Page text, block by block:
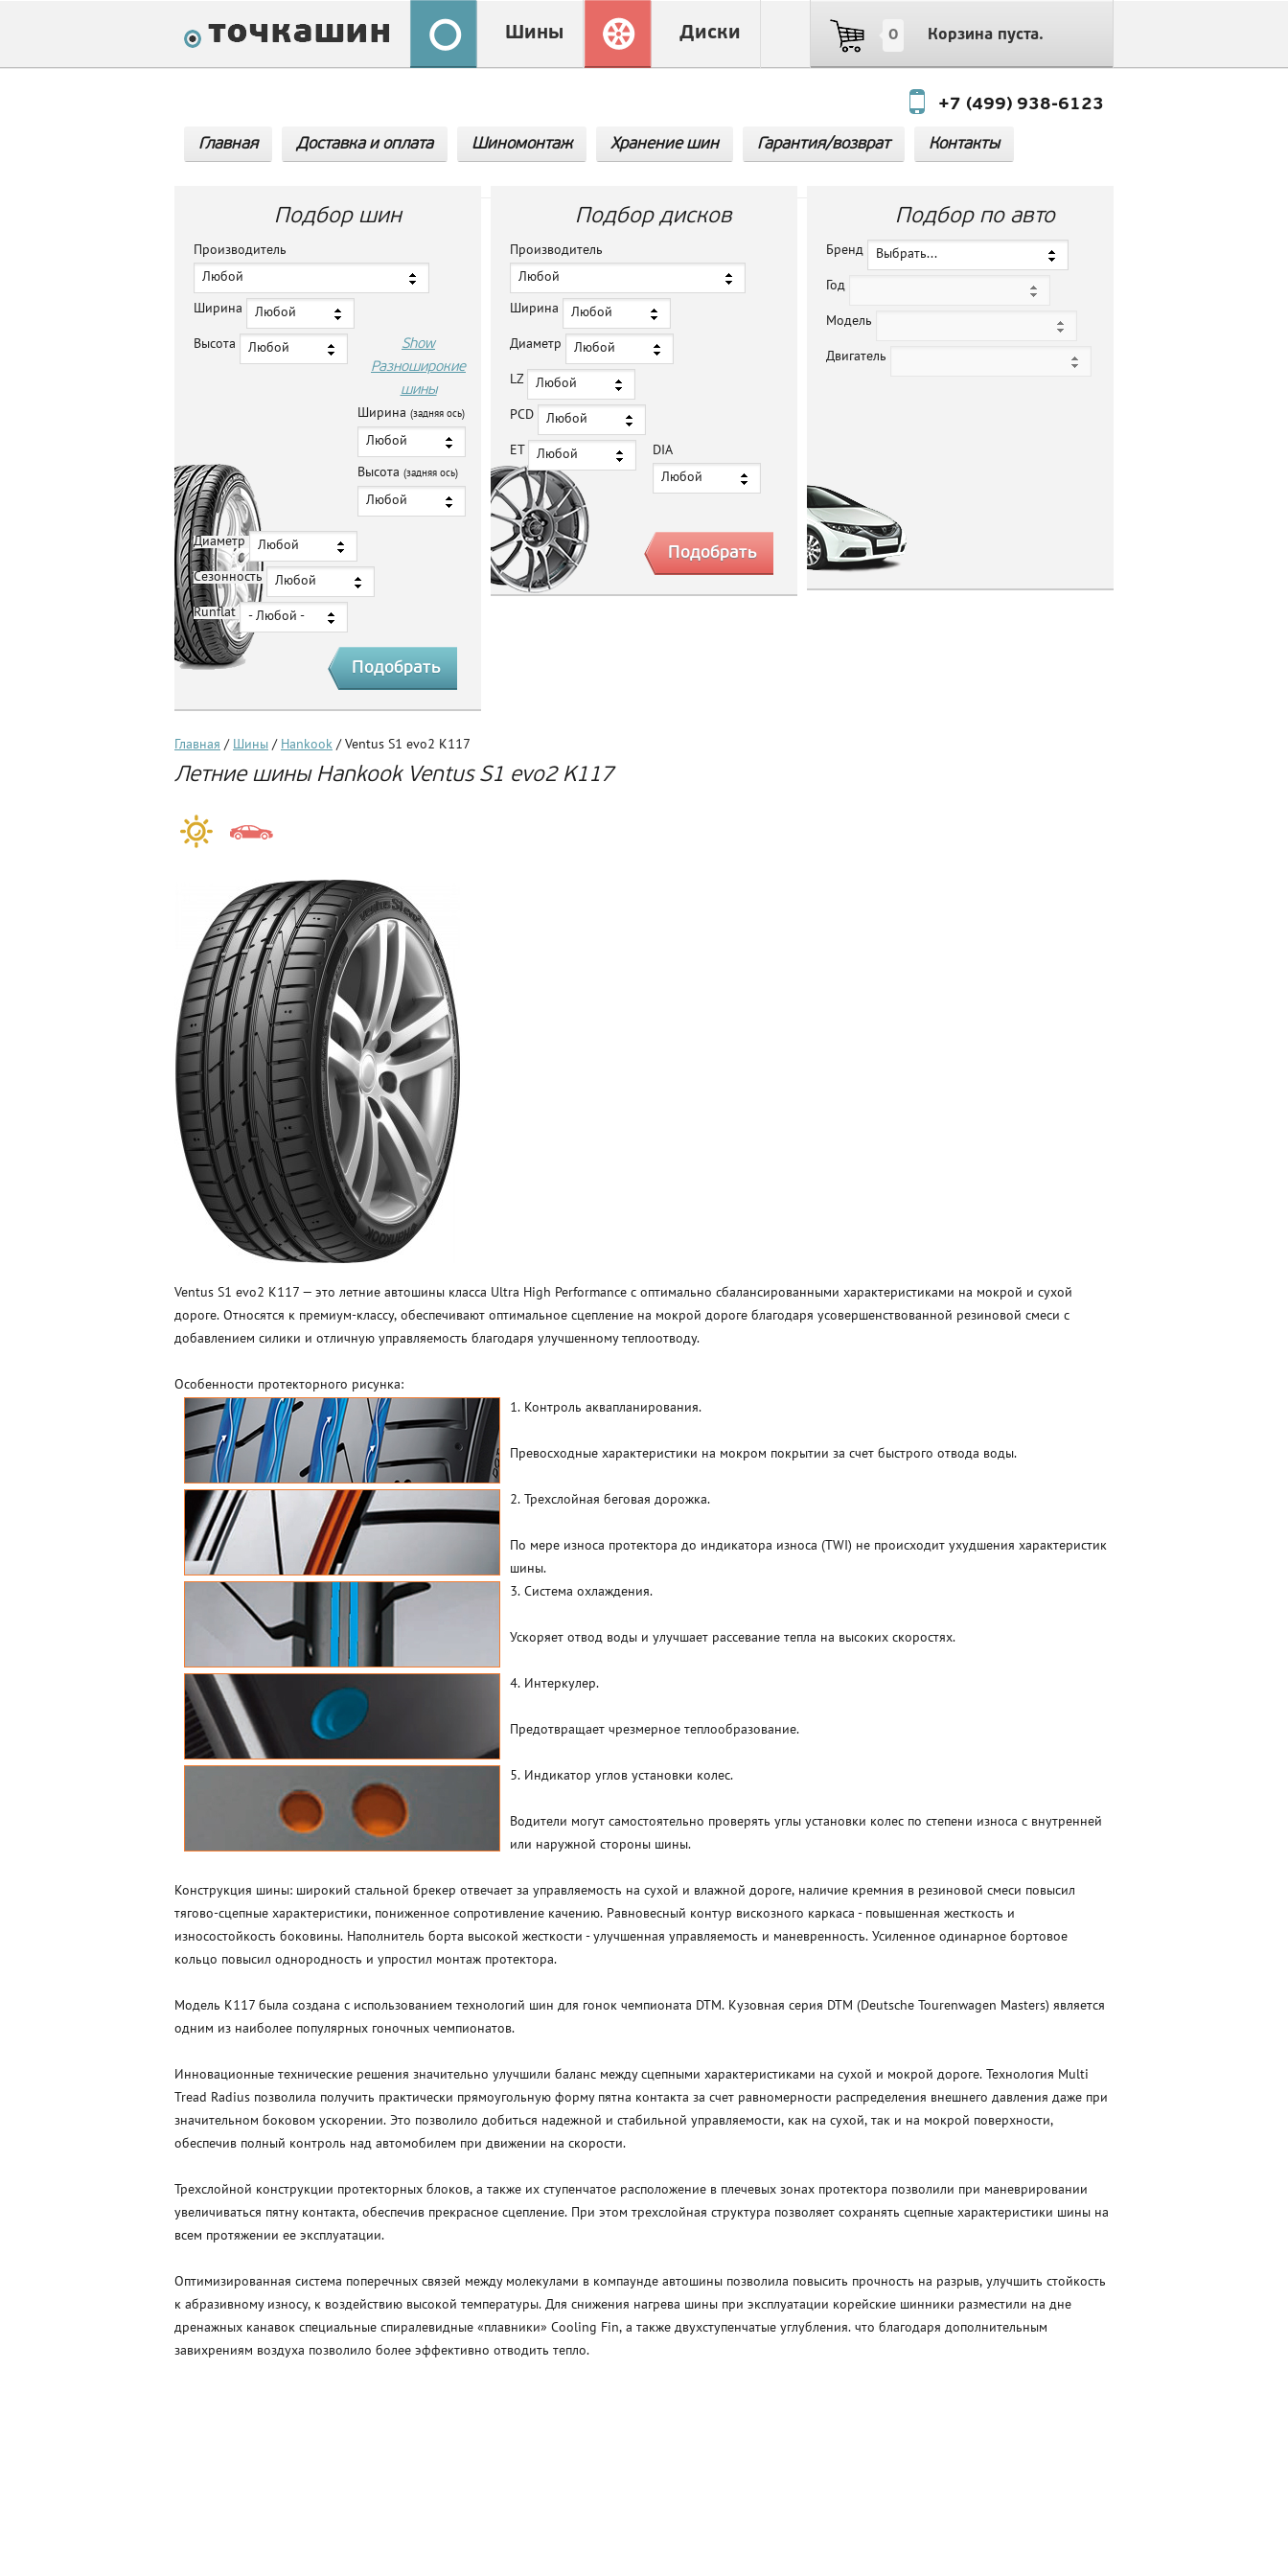
0 Корзина пуста.
Шины Диски
+7 (499) 938-6123
Главная Доставка и оплата Шиномонтаж Хранение шин Гарантия/возврат Контакты
Подбор шин
Производитель
Любой
Ширина Любой
Высота Любой
Show
Разноширокие
шины
Ширина (задняя ось)
Любой
Высота (задняя ось)
Любой
Диаметр Любой
Сезонность Любой
Runflat - Любой -
Подбор дисков
Производитель
Любой
Ширина Любой
Диаметр Любой
LZ Любой
PCD Любой
ET Любой DIA
Любой
Подбор по авто
Бренд Выбрать...
Год
Модель
Двигатель
Главная / Шины / Hankook / Ventus S1 evo2 K117
Летние шины Hankook Ventus S1 evo2 K117
Ventus S1 evo2 K117 — это летние автошины класса Ultra High Performance с оптимально сбалансированными характеристиками на мокрой и сухой
дороге. Относятся к премиум-классу, обеспечивают оптимальное сцепление на мокрой дороге благодаря усовершенствованной резиновой смеси с
добавлением силики и отличную управляемость благодаря улучшенному теплоотводу.
Особенности протекторного рисунка:
1. Контроль аквапланирования.
Превосходные характеристики на мокром покрытии за счет быстрого отвода воды.
2. Трехслойная беговая дорожка.
По мере износа протектора до индикатора износа (TWI) не происходит ухудшения характеристик
шины.
3. Система охлаждения.
Ускоряет отвод воды и улучшает рассевание тепла на высоких скоростях.
4. Интеркулер.
Предотвращает чрезмерное теплообразование.
5. Индикатор углов установки колес.
Водители могут самостоятельно проверять углы установки колес по степени износа с внутренней
или наружной стороны шины.
Конструкция шины: широкий стальной брекер отвечает за управляемость на сухой и влажной дороге, наличие кремния в резиновой смеси повысил
тягово-сцепные характеристики, пониженное сопротивление качению. Равновесный контур вискозного каркаса - повышенная жесткость и
износостойкость боковины. Наполнитель борта высокой жесткости - улучшенная управляемость и маневренность. Усиленное одинарное бортовое
кольцо повысил однородность и упростил монтаж протектора.
Модель K117 была создана с использованием технологий шин для гонок чемпионата DTM. Кузовная серия DTM (Deutsche Tourenwagen Masters) является
одним из наиболее популярных гоночных чемпионатов.
Инновационные технические решения значительно улучшили баланс между сцепными характеристиками на сухой и мокрой дороге. Технология Multi
Tread Radius позволила получить практически прямоугольную форму пятна контакта за счет равномерности распределения внешнего давления даже при
значительном боковом ускорении. Это позволило добиться надежной и стабильной управляемости, как на сухой, так и на мокрой поверхности,
обеспечив полный контроль над автомобилем при движении на скорости.
Трехслойной конструкции протекторных блоков, а также их ступенчатое расположение в плечевых зонах протектора позволили при маневрировании
увеличиваться пятну контакта, обеспечив прекрасное сцепление. При этом трехслойная структура позволяет сохранять сцепные характеристики шины на
всем протяжении ее эксплуатации.
Оптимизированная система поперечных связей между молекулами в компаунде автошины позволила повысить прочность на разрыв, улучшить стойкость
к абразивному износу, к воздействию высокой температуры. Для снижения нагрева шины при эксплуатации корейские шинники разместили на дне
дренажных канавок специальные спиралевидные «плавники» Cooling Fin, а также двухступенчатые углубления. что благодаря дополнительным
завихрениям воздуха позволило более эффективно отводить тепло.